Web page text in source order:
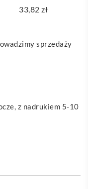
33,82 zł
sprzedaży
z nadrukiem 5-10